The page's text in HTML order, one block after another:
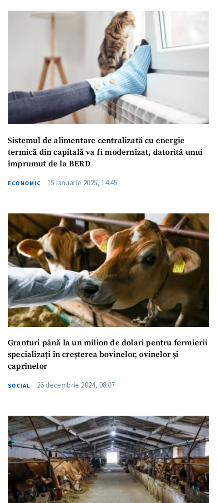
Sistemul de alimentare centralizată cu energie
termică din capitală va fi modernizat, datorită unui
împrumut de la BERD
ECONOMIC 15 ianuarie 2025, 14:45
Granturi până la un milion de dolari pentru fermierii
specializați în creșterea bovinelor, ovinelor și
caprinelor
SOCIAL 26 decembrie 2024, 08:07
ȘTIREA MEA
Titlu știre
+ Adaugă titlu